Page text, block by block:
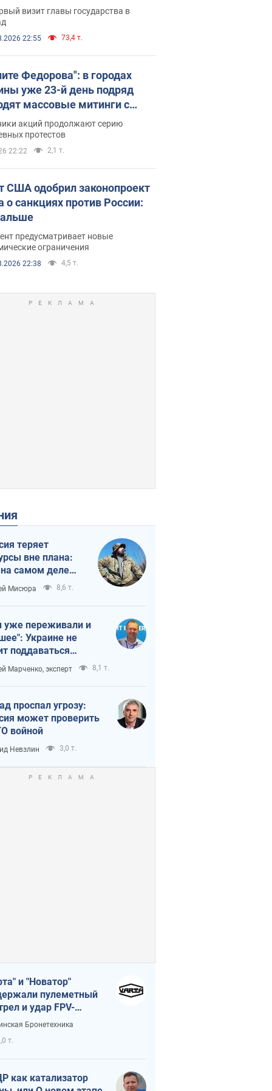
визит главы государства в
22:55 73,4 т.
Федорова": в городах
уже 23-й день подряд
массовые митинги с
Фото и видео
акций продолжают серию
протестов
22:22 2,1 т.
США одобрил законопроект
о санкциях против России:
предусматривает новые
ограничения
22:38 4,5 т.
теряет
вне плана:
на самом деле
темп войны
Мисюра 8,6 т.
переживали и
Украине не
поддаваться
из-за
террора
Марченко, эксперт 8,1 т.
проспал угрозу:
может проверить
войной
Невзлин 3,0 т.
и "Новатор"
пулеметный
и удар FPV-
сохранив жизнь
Бронетехника
т.
как катализатор